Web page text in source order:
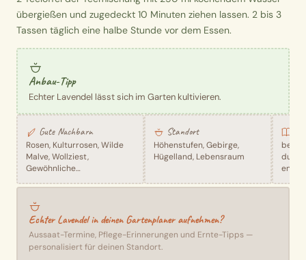
übergießen und zugedeckt 10 Minuten ziehen lassen. 2 bis 3
Tassen täglich eine halbe Stunde vor dem Essen.
Anbau-Tipp
Echter Lavendel lässt sich im Garten kultivieren.
Gute Nachbarn
Rosen, Kulturrosen, Wilde
Malve, Wollziest,
Gewöhnliche
Kartäusernelke, Goldlack
Standort
Höhenstufen, Gebirge,
Hügelland, Lebensraum
Echter Lavendel in deinen Gartenplaner aufnehmen?
Aussaat-Termine, Pflege-Erinnerungen und Ernte-Tipps —
personalisiert für deinen Standort.